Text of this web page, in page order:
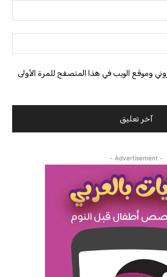
وموقع الويب في هذا المتصفح للمرة الأولى
- Advertisement -